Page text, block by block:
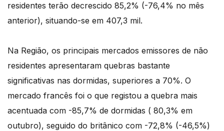
residentes terão decrescido 85,2% (-76,4% no mês
anterior), situando-se em 407,3 mil.
Na Região, os principais mercados emissores de não
residentes apresentaram quebras bastante
significativas nas dormidas, superiores a 70%. O
mercado francês foi o que registou a quebra mais
acentuada com -85,7% de dormidas ( 80,3% em
outubro), seguido do britânico com -72,8% (-46,5%)